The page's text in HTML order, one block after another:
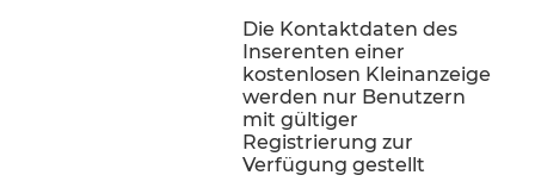
Die Kontaktdaten des
Inserenten einer
kostenlosen Kleinanzeige
werden nur Benutzern
mit gültiger
Registrierung zur
Verfügung gestellt